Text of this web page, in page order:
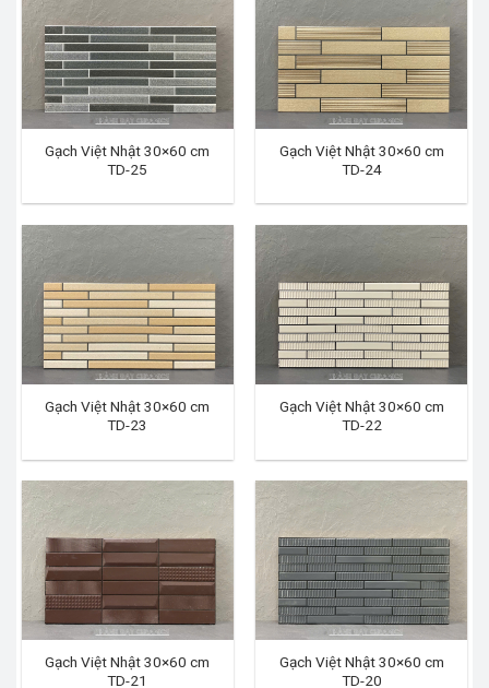
Gạch Việt Nhật 30×60 cm
TD-25
Gạch Việt Nhật 30×60 cm
TD-24
Gạch Việt Nhật 30×60 cm
TD-23
Gạch Việt Nhật 30×60 cm
TD-22
Gạch Việt Nhật 30×60 cm
TD-21
Gạch Việt Nhật 30×60 cm
TD-20